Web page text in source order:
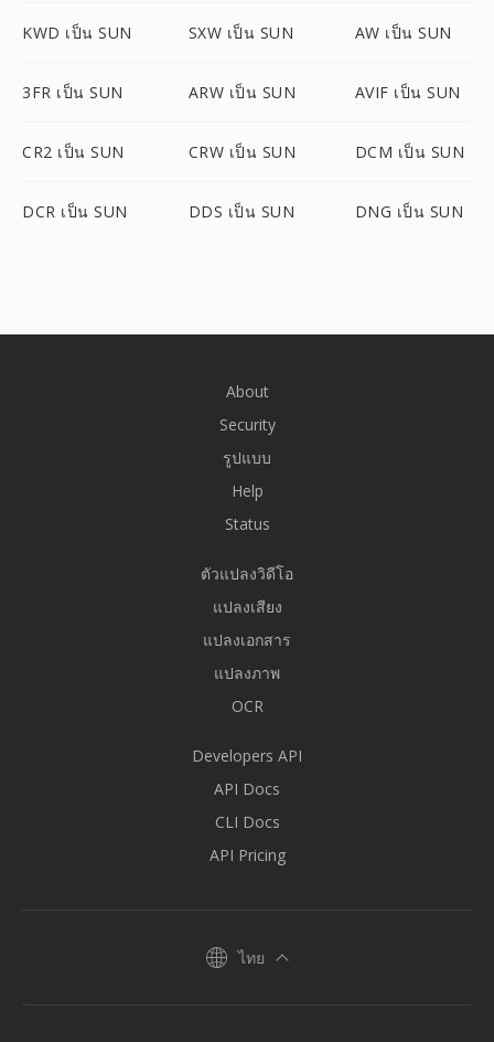
KWD เป็น SUN SXW เป็น SUN AW เป็น SUN
3FR เป็น SUN ARW เป็น SUN AVIF เป็น SUN
CR2 เป็น SUN CRW เป็น SUN DCM เป็น SUN
DCR เป็น SUN DDS เป็น SUN DNG เป็น SUN
About
Security
รูปแบบ
Help
Status
ตัวแปลงวิดีโอ
แปลงเสียง
แปลงเอกสาร
แปลงภาพ
OCR
Developers API
API Docs
CLI Docs
API Pricing
ไทย